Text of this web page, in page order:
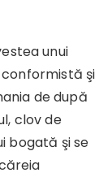
unui
şi
de după
clov de
bogată şi se